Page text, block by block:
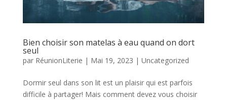
Bien choisir son matelas à eau quand on dort
seul
par RéunionLiterie | Mai 19, 2023 | Uncategorized
Dormir seul dans son lit est un plaisir qui est parfois
difficile à partager! Mais comment devez vous choisir